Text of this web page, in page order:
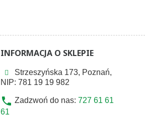
INFORMACJA O SKLEPIE
Strzeszyńska 173, Poznań,
NIP: 781 19 19 982
phone Zadzwoń do nas: 727 61 61
61